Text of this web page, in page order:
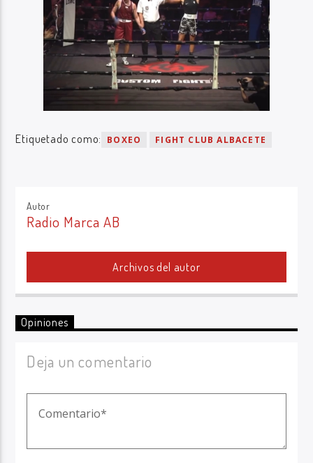
Etiquetado como: BOXEO FIGHT CLUB ALBACETE
Autor
Radio Marca AB
Archivos del autor
Opiniones
Deja un comentario